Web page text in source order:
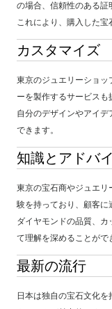
の場合、信頼性のある証
これにより、購入した宝
カスタマイズ
東京のジュエリーショッ
ーを製作するサービスも
自分のデザインやアイ
できます。
知識とアドバ
東京の宝石商やジュエ
験を持っており、顧客に
ダイヤモンドの品質、
て理解を深めることがで
最新の流行
日本は独自の宝石文化